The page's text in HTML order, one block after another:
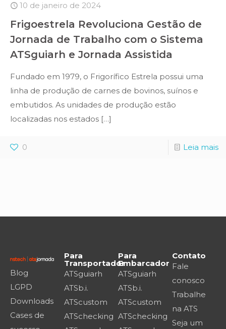
10 de janeiro de 2024
Frigoestrela Revoluciona Gestão de
Jornada de Trabalho com o Sistema
ATSguiarh e Jornada Assistida
Fundado em 1979, o Frigorífico Estrela possui uma
linha de produção de carnes de bovinos, suínos e
embutidos. As unidades de produção estão
localizadas nos estados […]
0 Leia mais
Blog
LGPD
Downloads
Cases de
Para
Transportador
ATSguiarh
ATSb.i.
ATScustom
ATSchecking
Para
Embarcador
ATSguiarh
ATSb.i.
ATScustom
ATSchecking
Contato
Fale
conosco
Trabalhe
na ATS
Seja um